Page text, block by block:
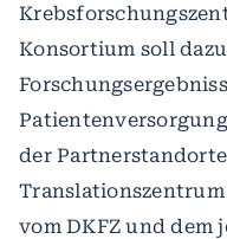
Konsortium soll
der
vom DKFZ und dem